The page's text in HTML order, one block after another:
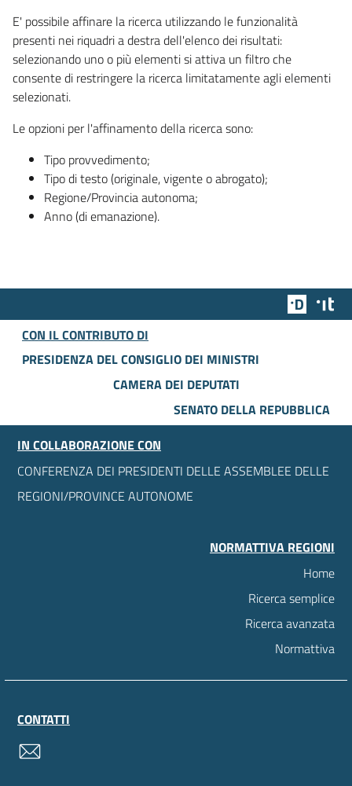
E' possibile affinare la ricerca utilizzando le funzionalità
presenti nei riquadri a destra dell'elenco dei risultati:
selezionando uno o più elementi si attiva un filtro che
consente di restringere la ricerca limitatamente agli elementi
selezionati.
Le opzioni per l'affinamento della ricerca sono:
Tipo provvedimento;
Tipo di testo (originale, vigente o abrogato);
Regione/Provincia autonoma;
Anno (di emanazione).
Team
CON IL CONTRIBUTO DI
PRESIDENZA DEL CONSIGLIO DEI MINISTRI
CAMERA DEI DEPUTATI
SENATO DELLA REPUBBLICA
IN COLLABORAZIONE CON
CONFERENZA DEI PRESIDENTI DELLE ASSEMBLEE DELLE
REGIONI/PROVINCE AUTONOME
NORMATTIVA REGIONI
Home
Ricerca semplice
Ricerca avanzata
Normattiva
CONTATTI